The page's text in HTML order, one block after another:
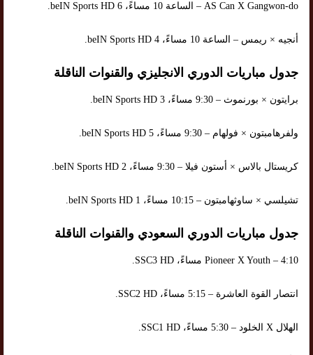
AS Can X Gangwon-do – الساعة 10 مساءً، beIN Sports HD 6.
أنجيه × ريمس – الساعة 10 مساءً، beIN Sports HD 4.
جدول مباريات الدوري الانجليزي والقنوات الناقلة
برايتون × بورنموث – 9:30 مساءً، beIN Sports HD 3.
ولفرهامبتون × فولهام – 9:30 مساءً، beIN Sports HD 5.
كريستال بالاس × أستون فيلا – 9:30 مساءً، beIN Sports HD 2.
تشيلسي × ساوثهامبتون – 10:15 مساءً، beIN Sports HD 1.
جدول مباريات الدوري السعودي والقنوات الناقلة
Pioneer X Youth – 4:10 مساءً، SSC3 HD.
انتصار القوة العاشرة – 5:15 مساءً، SSC2 HD.
الهلال X الخلود – 5:30 مساءً، SSC1 HD.